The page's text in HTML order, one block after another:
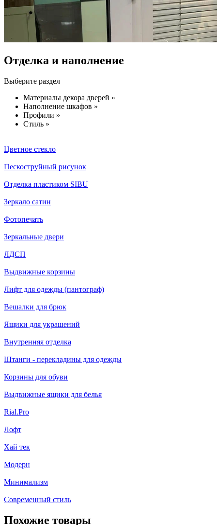
Отделка и наполнение
Выберите раздел
Материалы декора дверей »
Наполнение шкафов »
Профили »
Стиль »
Цветное стекло
Пескоструйный рисунок
Отделка пластиком SIBU
Зеркало сатин
Фотопечать
Зеркальные двери
ЛДСП
Выдвижные корзины
Лифт для одежды (пантограф)
Вешалки для брюк
Ящики для украшений
Внутренняя отделка
Штанги - перекладины для одежды
Корзины для обуви
Выдвижные ящики для белья
Rial.Pro
Лофт
Хай тек
Модерн
Минимализм
Современный стиль
Похожие товары